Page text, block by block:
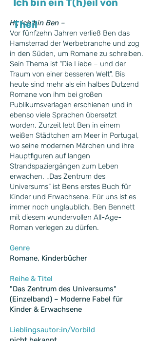
Hi, ich bin Ben –
Vor fünfzehn Jahren verließ Ben das
Hamsterrad der Werbebranche und zog
in den Süden, um Romane zu schreiben.
Sein Thema ist "Die Liebe – und der
Traum von einer besseren Welt". Bis
heute sind mehr als ein halbes Dutzend
Romane von ihm bei großen
Publikumsverlagen erschienen und in
ebenso viele Sprachen übersetzt
worden. Zurzeit lebt Ben in einem
weißen Städtchen am Meer in Portugal,
wo seine modernen Märchen und ihre
Hauptfiguren auf langen
Strandspaziergängen zum Leben
erwachen. „Das Zentrum des
Universums“ ist Bens erstes Buch für
Kinder und Erwachsene. Für uns ist es
immer noch unglaublich, Ben Bennett
mit diesem wundervollen All-Age-
Roman verlegen zu dürfen.
Genre
Romane, Kinderbücher
Reihe & Titel
"Das Zentrum des Universums"
(Einzelband) – Moderne Fabel für
Kinder & Erwachsene
Lieblingsautor:in/Vorbild
Ich bin ein T(h)eil von
Theil